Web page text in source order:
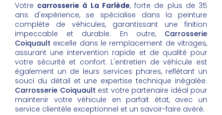
Votre carrosserie à La Farlède, forte de plus de 35
ans d'expérience, se spécialise dans la peinture
complète de véhicules, garantissant une finition
impeccable et durable. En outre, Carrosserie
Coiquault excelle dans le remplacement de vitrages,
assurant une intervention rapide et de qualité pour
votre sécurité et confort. L'entretien de véhicule est
également un de leurs services phares, reflétant un
souci du détail et une expertise technique inégalée.
Carrosserie Coiquault est votre partenaire idéal pour
maintenir votre véhicule en parfait état, avec un
service clientèle exceptionnel et un savoir-faire avéré.